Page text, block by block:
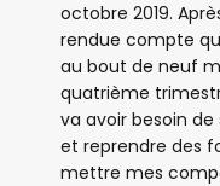
octobre 2019.
rendue compte
au bout de neuf
quatrième
va avoir besoin
et reprendre des
mettre mes